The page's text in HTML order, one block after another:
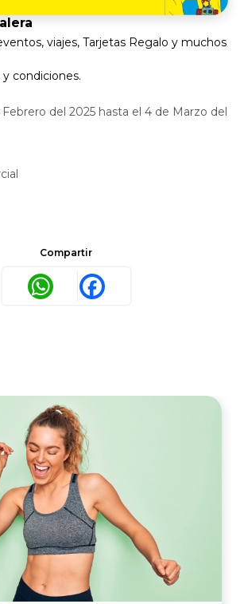
viajes, Tarjetas Regalo y muchos
condiciones.
del 2025 hasta el 4 de Marzo del
Compartir
WhatsAppFacebook